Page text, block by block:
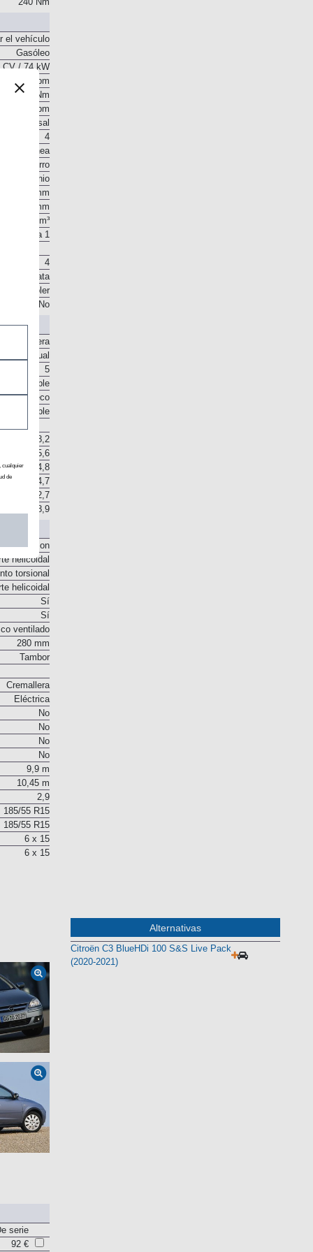
cualquier
de
el vehículo
Gasóleo
CV / 74 kW
4.400 rpm
240 Nm
2.300 rpm
transversal
4
En línea
Hierro
Aluminio
79 mm
86 mm
1.686 cm³
4
en la culata
Intercooler
Delantera
Manual
5
disponible
en seco
8,2
15,6
24,8
34,7
42,7
McPherson
helicoidal
torsional
helicoidal
Sí
Sí
ventilado
280 mm
Cremallera
Eléctrica
No
No
No
No
9,9 m
10,45 m
2,9
185/55 R15
185/55 R15
6 x 15
serie
Alternativas
Citroën C3 BlueHDi 100 S&S Live Pack